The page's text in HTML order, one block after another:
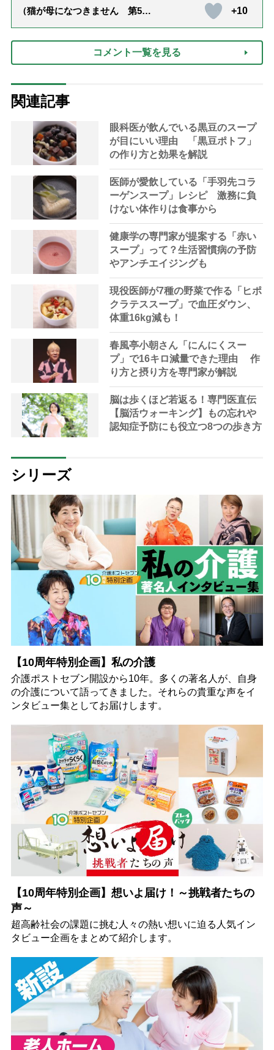
（猫が母になつきません 第500
+10
コメント一覧を見る
関連記事
眼科医が飲んでいる黒豆のスープ
が目にいい理由 「黒豆ポトフ」
の作り方と効果を解説
医師が愛飲している「手羽先コラ
ーゲンスープ」レシピ 激務に負
けない体作りは食事から
健康学の専門家が提案する「赤い
スープ」って？生活習慣病の予防
やアンチエイジングも
現役医師が7種の野菜で作る「ヒポ
クラテススープ」で血圧ダウン、
体重16kg減も！
春風亭小朝さん「にんにくスー
プ」で16キロ減量できた理由 作
り方と摂り方を専門家が解説
脳は歩くほど若返る！専門医直伝
【脳活ウォーキング】もの忘れや
認知症予防にも役立つ8つの歩き方
シリーズ
【10周年特別企画】私の介護
介護ポストセブン開設から10年。多くの著名人が、自身
の介護について語ってきました。それらの貴重な声をイ
ンタビュー集としてお届けします。
【10周年特別企画】想いよ届け！～挑戦者たちの
声～
超高齢社会の課題に挑む人々の熱い想いに迫る人気イン
タビュー企画をまとめて紹介します。